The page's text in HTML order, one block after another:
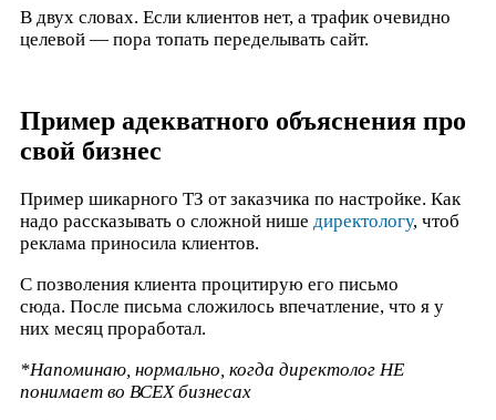
В двух словах. Если клиентов нет, а трафик очевидно
целевой — пора топать переделывать сайт.
Пример адекватного объяснения про
свой бизнес
Пример шикарного ТЗ от заказчика по настройке. Как
надо рассказывать о сложной нише директологу, чтоб
реклама приносила клиентов.
С позволения клиента процитирую его письмо
сюда. После письма сложилось впечатление, что я у
них месяц проработал.
*Напоминаю, нормально, когда директолог НЕ
понимает во ВСЕХ бизнесах